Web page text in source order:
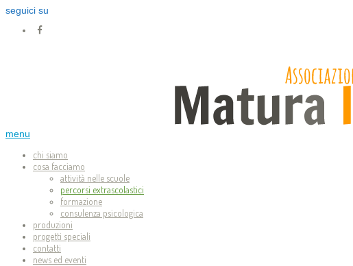
seguici su
menu
chi siamo
cosa facciamo
attività nelle scuole
percorsi extrascolastici
formazione
consulenza psicologica
produzioni
progetti speciali
contatti
news ed eventi